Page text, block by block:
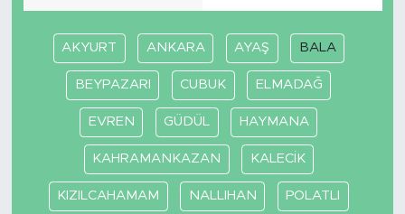
AKYURT ANKARA AYAŞ BALA
BEYPAZARI CUBUK ELMADAĞ
EVREN GÜDÜL HAYMANA
KAHRAMANKAZAN KALECİK
KIZILCAHAMAM NALLIHAN POLATLI